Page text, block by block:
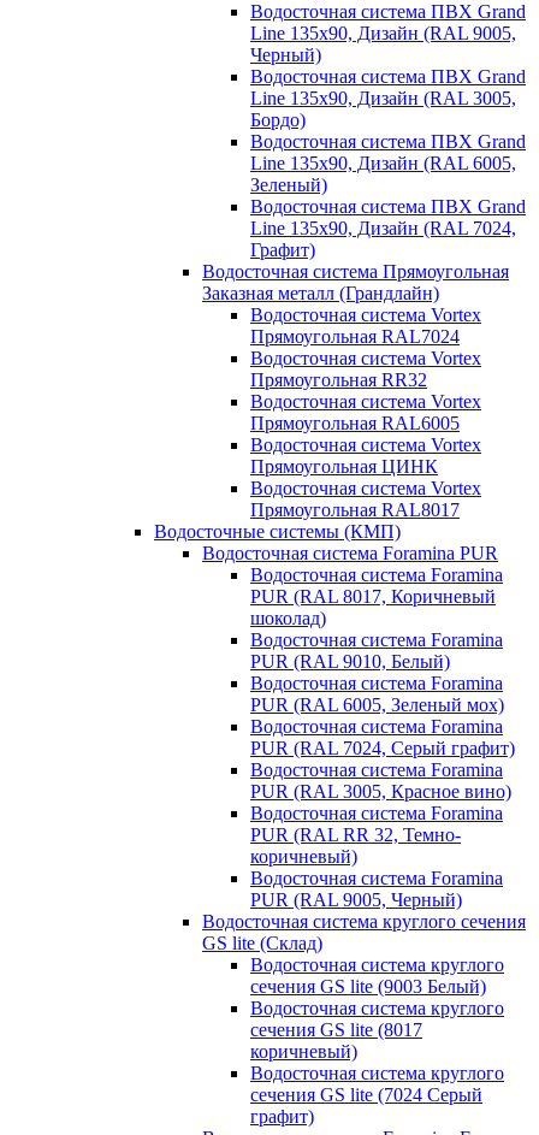
Водосточная система ПВХ Grand
Line 135х90, Дизайн (RAL 9005,
Черный)
Водосточная система ПВХ Grand
Line 135х90, Дизайн (RAL 3005,
Бордо)
Водосточная система ПВХ Grand
Line 135х90, Дизайн (RAL 6005,
Зеленый)
Водосточная система ПВХ Grand
Line 135х90, Дизайн (RAL 7024,
Графит)
Водосточная система Прямоугольная
Заказная металл (Грандлайн)
Водосточная система Vortex
Прямоугольная RAL7024
Водосточная система Vortex
Прямоугольная RR32
Водосточная система Vortex
Прямоугольная RAL6005
Водосточная система Vortex
Прямоугольная ЦИНК
Водосточная система Vortex
Прямоугольная RAL8017
Водосточные системы (КМП)
Водосточная система Foramina PUR
Водосточная система Foramina
PUR (RAL 8017, Коричневый
шоколад)
Водосточная система Foramina
PUR (RAL 9010, Белый)
Водосточная система Foramina
PUR (RAL 6005, Зеленый мох)
Водосточная система Foramina
PUR (RAL 7024, Серый графит)
Водосточная система Foramina
PUR (RAL 3005, Красное вино)
Водосточная система Foramina
PUR (RAL RR 32, Темно-
коричневый)
Водосточная система Foramina
PUR (RAL 9005, Черный)
Водосточная система круглого сечения
GS lite (Склад)
Водосточная система круглого
сечения GS lite (9003 Белый)
Водосточная система круглого
сечения GS lite (8017
коричневый)
Водосточная система круглого
сечения GS lite (7024 Серый
графит)